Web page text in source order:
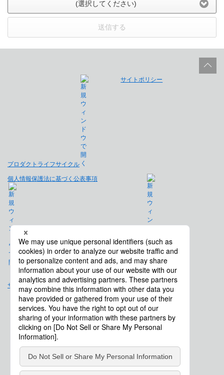
(選択してください)
送信する
プロダクトライフサイクル
サイトポリシー
個人情報保護法に基づく公表事項
免責事項
サイトマップ
会社概要